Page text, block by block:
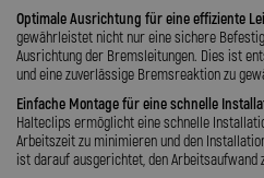
Optimale Ausrichtung für eine effiziente
gewährleistet nicht nur eine sichere
Ausrichtung der Bremsleitungen. Dies ist
und eine zuverlässige Bremsreaktion zu
Einfache Montage für eine schnelle
Halteclips ermöglicht eine schnelle
Arbeitszeit zu minimieren und den
ist darauf ausgerichtet, den Arbeitsaufwand